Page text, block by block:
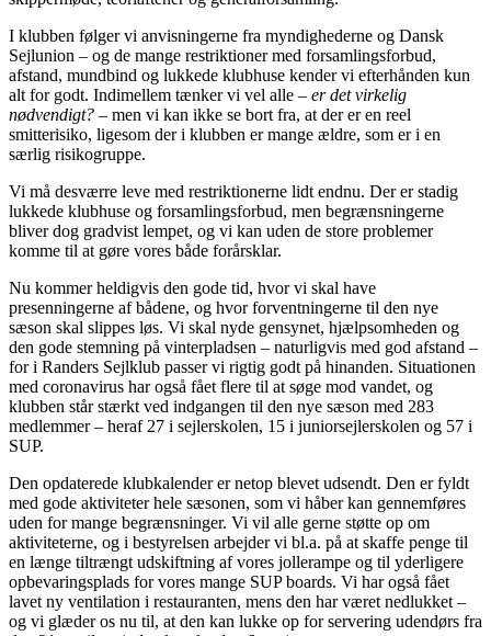
I klubben følger vi anvisningerne fra myndighederne og Dansk
Sejlunion – og de mange restriktioner med forsamlingsforbud,
afstand, mundbind og lukkede klubhuse kender vi efterhånden kun
alt for godt. Indimellem tænker vi vel alle – er det virkelig
nødvendigt? – men vi kan ikke se bort fra, at der er en reel
smitterisiko, ligesom der i klubben er mange ældre, som er i en
særlig risikogruppe.
Vi må desværre leve med restriktionerne lidt endnu. Der er stadig
lukkede klubhuse og forsamlingsforbud, men begrænsningerne
bliver dog gradvist lempet, og vi kan uden de store problemer
komme til at gøre vores både forårsklar.
Nu kommer heldigvis den gode tid, hvor vi skal have
presenningerne af bådene, og hvor forventningerne til den nye
sæson skal slippes løs. Vi skal nyde gensynet, hjælpsomheden og
den gode stemning på vinterpladsen – naturligvis med god afstand –
for i Randers Sejlklub passer vi rigtig godt på hinanden. Situationen
med coronavirus har også fået flere til at søge mod vandet, og
klubben står stærkt ved indgangen til den nye sæson med 283
medlemmer – heraf 27 i sejlerskolen, 15 i juniorsejlerskolen og 57 i
SUP.
Den opdaterede klubkalender er netop blevet udsendt. Den er fyldt
med gode aktiviteter hele sæsonen, som vi håber kan gennemføres
uden for mange begrænsninger. Vi vil alle gerne støtte op om
aktiviteterne, og i bestyrelsen arbejder vi bl.a. på at skaffe penge til
en længe tiltrængt udskiftning af vores jollerampe og til yderligere
opbevaringsplads for vores mange SUP boards. Vi har også fået
lavet ny ventilation i restauranten, mens den har været nedlukket –
og vi glæder os nu til, at den kan lukke op for servering udendørs fra